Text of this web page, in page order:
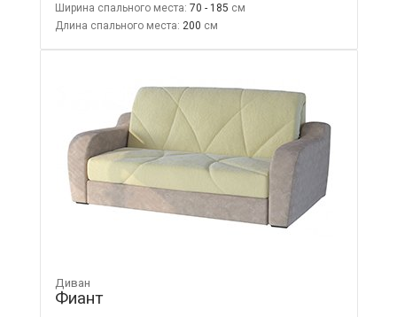
Ширина спального места: 70 - 185
Длина спального места: 200
Диван
Фиант